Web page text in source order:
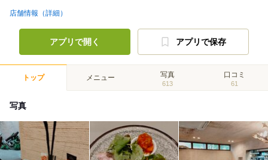
店舗情報（詳細）
アプリで開く アプリで保存
トップ メニュー 写真
613
口コミ
61
写真